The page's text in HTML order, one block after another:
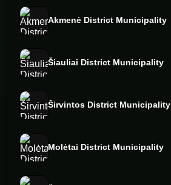
Akmenė District Municipality
Šiauliai District Municipality
Širvintos District Municipality
Molėtai District Municipality